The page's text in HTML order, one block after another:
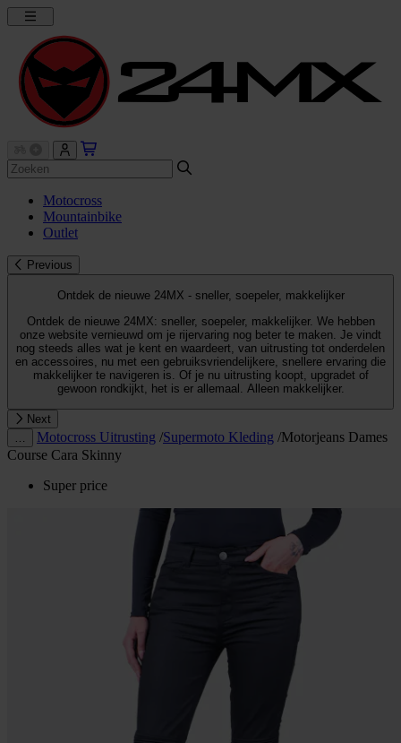
Motocross
Mountainbike
Outlet
Previous
Ontdek de nieuwe 24MX - sneller, soepeler, makkelijker
Ontdek de nieuwe 24MX: sneller, soepeler, makkelijker. We hebben
onze website vernieuwd om je rijervaring nog beter te maken. Je vindt
nog steeds alles wat je kent en waardeert, van uitrusting tot onderdelen
en accessoires, nu met een gebruiksvriendelijkere, snellere ervaring die
makkelijker te navigeren is. Of je nu uitrusting koopt, upgradet of
gewoon rondkijkt, het is er allemaal. Alleen makkelijker.
Next
Motocross Uitrusting /Supermoto Kleding /Motorjeans Dames
Course Cara Skinny
Super price